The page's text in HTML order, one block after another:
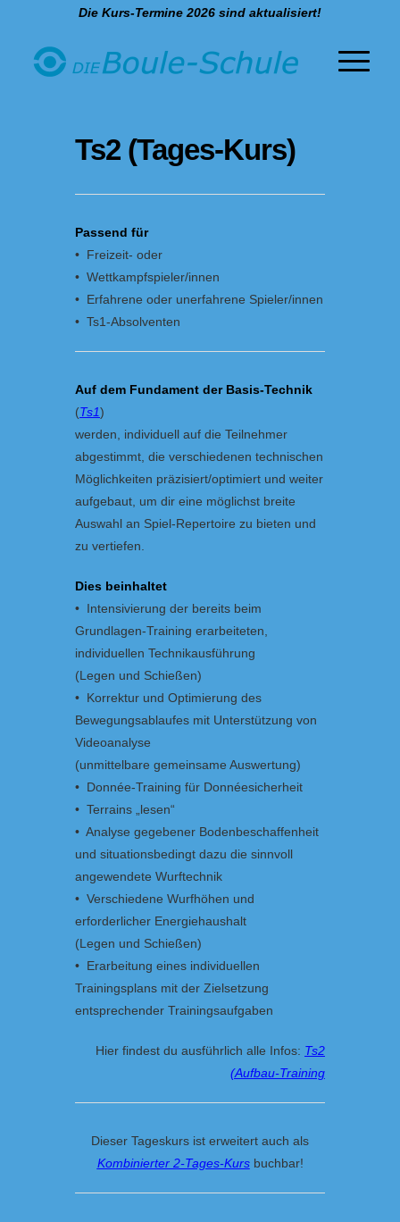
Die Kurs-Termine 2026 sind aktualisiert!
Ts2 (Tages-Kurs)
Passend für
• Freizeit- oder
• Wettkampfspieler/innen
• Erfahrene oder unerfahrene Spieler/innen
• Ts1-Absolventen
Auf dem Fundament der Basis-Technik
(Ts1)
werden, individuell auf die Teilnehmer
abgestimmt, die verschiedenen technischen
Möglichkeiten präzisiert/optimiert und weiter
aufgebaut, um dir eine möglichst breite
Auswahl an Spiel-Repertoire zu bieten und
zu vertiefen.
Dies beinhaltet
• Intensivierung der bereits beim
Grundlagen-Training erarbeiteten,
individuellen Technikausführung
(Legen und Schießen)
• Korrektur und Optimierung des
Bewegungsablaufes mit Unterstützung von
Videoanalyse
(unmittelbare gemeinsame Auswertung)
• Donnée-Training für Donnéesicherheit
• Terrains „lesen“
• Analyse gegebener Bodenbeschaffenheit
und situationsbedingt dazu die sinnvoll
angewendete Wurftechnik
• Verschiedene Wurfhöhen und
erforderlicher Energiehaushalt
(Legen und Schießen)
• Erarbeitung eines individuellen
Trainingsplans mit der Zielsetzung
entsprechender Trainingsaufgaben
Hier findest du ausführlich alle Infos: Ts2
(Aufbau-Training
Dieser Tageskurs ist erweitert auch als
Kombinierter 2-Tages-Kursbuchbar!